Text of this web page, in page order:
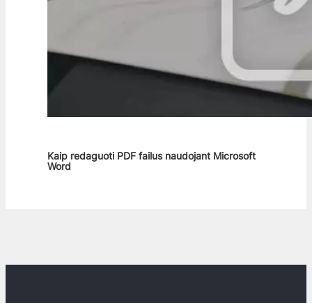
Kaip redaguoti PDF failus naudojant Microsoft
Word